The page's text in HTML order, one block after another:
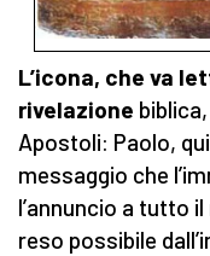
L’icona, che va
rivelazione
Apostoli: Paolo,
messaggio che
l’annuncio a tutto
reso possibile